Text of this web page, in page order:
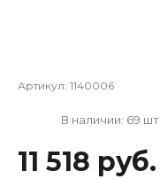
Артикул: 1140006
В наличии: 69 шт
11 518 руб.